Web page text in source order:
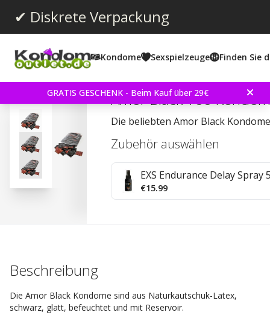
✔ Diskrete Verpackung
Kondome Sexspielzeuge Finden Sie
GRATIS GESCHENK - Beim Kauf über 29€
Durchschnittliche
abgegebene bewertungen:
Amor Black 100
Die beliebten Amor Black
Zubehör auswählen
EXS Endurance Delay Spray
€15.99
Beschreibung
Die Amor Black Kondome sind aus Naturkautschuk-Latex,
schwarz, glatt, befeuchtet und mit Reservoir.